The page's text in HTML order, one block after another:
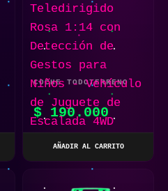
COCHE TODOTERRENO
TELEDIRIGIDO ROSA
1:14 CON DETECCIÓN
$ 190.000
AÑADIR AL CARRITO